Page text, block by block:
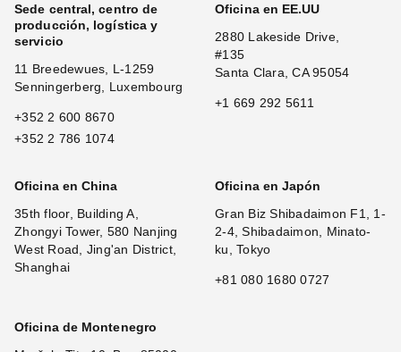
Sede central, centro de
producción, logística y
servicio
11 Breedewues, L-1259
Senningerberg, Luxembourg
+352 2 600 8670
+352 2 786 1074
Oficina en EE.UU
2880 Lakeside Drive,
#135
Santa Clara, CA 95054
+1 669 292 5611
Oficina en China
35th floor, Building A,
Zhongyi Tower, 580 Nanjing
West Road, Jing'an District,
Shanghai
Oficina en Japón
Gran Biz Shibadaimon F1, 1-
2-4, Shibadaimon, Minato-
ku, Tokyo
+81 080 1680 0727
Oficina de Montenegro